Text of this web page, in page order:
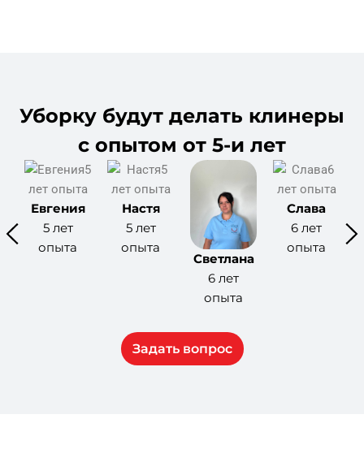
Уборку будут делать клинеры
с опытом от 5-и лет
Евгения
5 лет
опыта
Настя
5 лет
опыта
Светлана
6 лет
опыта
Слава
6 лет
опыта
Задать вопрос